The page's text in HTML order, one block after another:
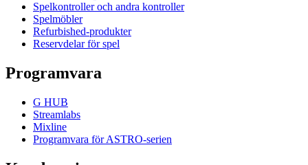
Spelkontroller och andra kontroller
Spelmöbler
Refurbished-produkter
Reservdelar för spel
Programvara
G HUB
Streamlabs
Mixline
Programvara för ASTRO-serien